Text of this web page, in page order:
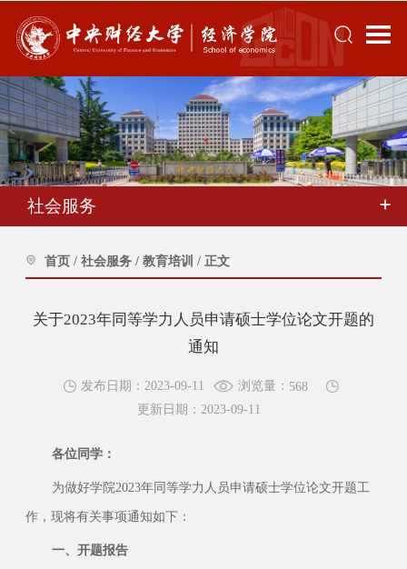
社会服务
首页 / 社会服务 / 教育培训 / 正文
关于2023年同等学力人员申请硕士学位论文开题的
通知
发布日期：2023-09-11 浏览量： 568
更新日期：2023-09-11
各位同学：
为做好学院2023年同等学力人员申请硕士学位论文开题工
作，现将有关事项通知如下：
一、开题报告